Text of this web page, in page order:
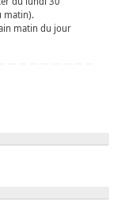
matin).
matin du jour